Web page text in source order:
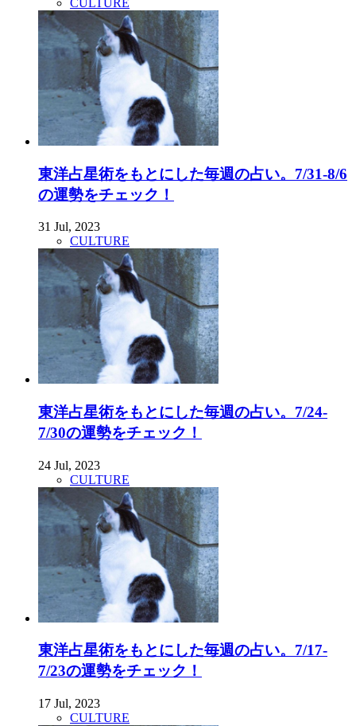
東洋占星術をもとにした毎週の占い。7/31-8/6
の運勢をチェック！
31 Jul, 2023
CULTURE
東洋占星術をもとにした毎週の占い。7/24-
7/30の運勢をチェック！
24 Jul, 2023
CULTURE
東洋占星術をもとにした毎週の占い。7/17-
7/23の運勢をチェック！
17 Jul, 2023
CULTURE